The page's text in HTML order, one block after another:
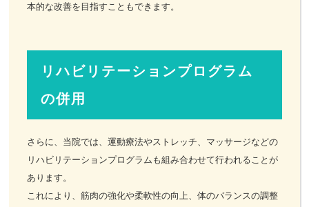
本的な改善を目指すこともできます。
リハビリテーションプログラム
の併用
さらに、当院では、運動療法やストレッチ、マッサージなどの
リハビリテーションプログラムも組み合わせて行われることが
あります。
これにより、筋肉の強化や柔軟性の向上、体のバランスの調整